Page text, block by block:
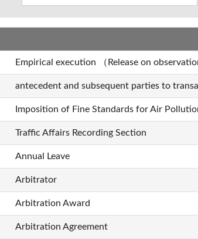
Empirical execution （Release on
antecedent and subsequent parties to
Imposition of Fine Standards for Air
Traffic Affairs Recording Section
Annual Leave
Arbitrator
Arbitration Award
Arbitration Agreement